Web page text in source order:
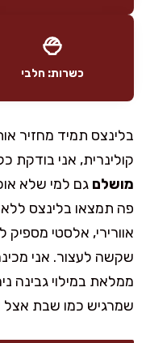
כשרות: חלבי
בלינצס תמיד מחזיר
קולינרית, אני בודקת
מושלם גם למי שלא
פה תמצאו בלינצס
אוורירי, אלסטי
שקשה לעצור. אני
ממלאת במילוי גבינה
שמרגיש כמו שבת